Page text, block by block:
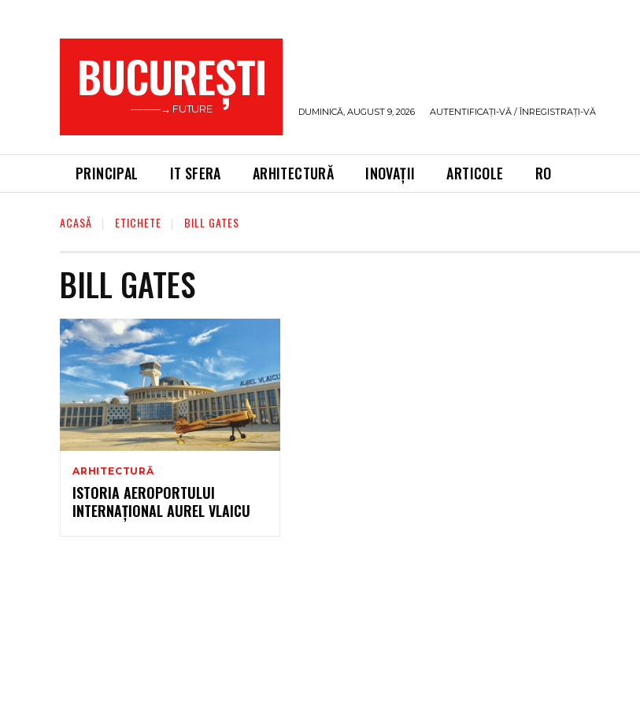
BUCUREŞTI
———→ FUTURE DUMINICĂ, AUGUST 9, 2026 AUTENTIFICAȚI-VĂ / ÎNREGISTRAȚI-VĂ
PRINCIPAL IT SFERA ARHITECTURĂ INOVAȚII ARTICOLE RO
ACASĂ ETICHETE BILL GATES
BILL GATES
ARHITECTURĂ
ISTORIA AEROPORTULUI
INTERNAȚIONAL AUREL VLAICU